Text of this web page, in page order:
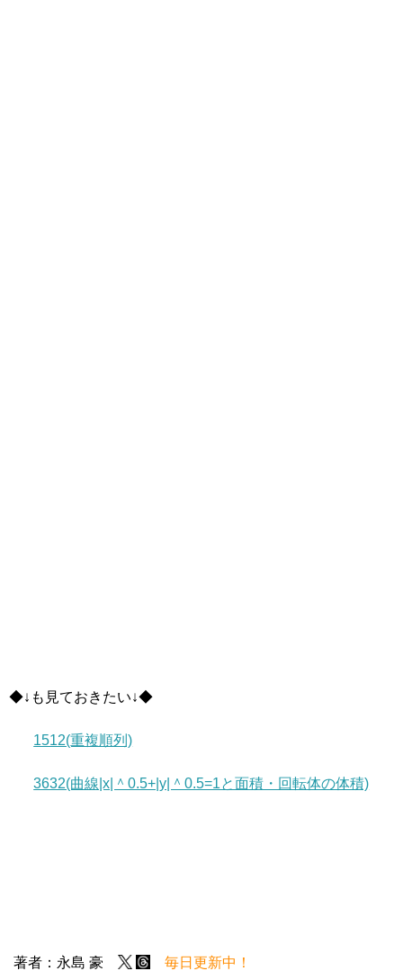
◆↓も見ておきたい↓◆
1512(重複順列)
3632(曲線|x|＾0.5+|y|＾0.5=1と面積・回転体の体積)
著者：永島 豪 毎日更新中！